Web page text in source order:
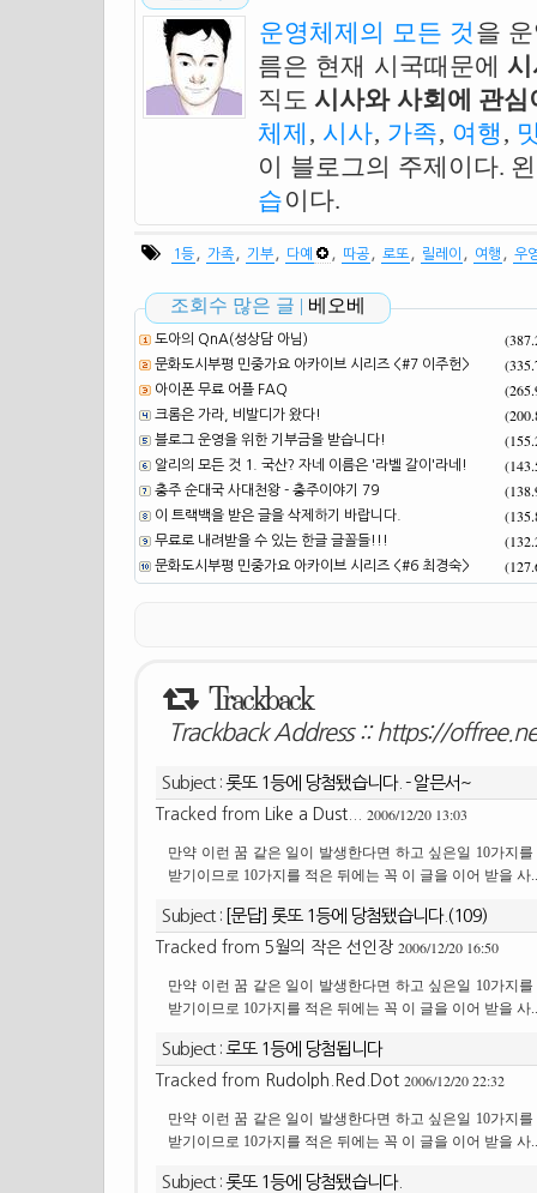
운영체제의 모든 것 을
름은 현재 시국때문에
직도 시사와 사회에 관
체제 , 시사, 가족, 여행 ,
이 블로그의 주제이다.
습이다.
1등 가족 기부 다예 따공 로또 릴레이 여행 우
조회수 많은 글 | 베오베
도아의 QnA(성상담 아님)
문화도시부평 민중가요 아카이브 시리즈 <#7 이주헌>
아이폰 무료 어플 FAQ
크롬은 가라, 비발디가 왔다!
블로그 운영을 위한 기부금을 받습니다!
알리의 모든 것 1. 국산? 자네 이름은 '라벨 갈이'라네!
충주 순대국 사대천왕 - 충주이야기 79
이 트랙백을 받은 글을 삭제하기 바랍니다.
무료로 내려받을 수 있는 한글 글꼴들!!!
문화도시부평 민중가요 아카이브 시리즈 <#6 최경숙>
Trackback
Trackback Address :: https://
Subject : 롯또 1등에 당첨됐습니다. - 알믄서~
Tracked from Like a Dust... 2006/12/20 13:03
만약 이런 꿈 같은 일이 발생한다면 하고 싶은일 10가지
받기이므로 10가지를 적은 뒤에는 꼭 이 글을 이어 받을 사..
Subject : [문답] 롯또 1등에 당첨됐습니다.(109)
Tracked from 5월의 작은 선인장 2006/12/20 16:50
만약 이런 꿈 같은 일이 발생한다면 하고 싶은일 10가지
받기이므로 10가지를 적은 뒤에는 꼭 이 글을 이어 받을 사..
Subject : 로또 1등에 당첨됩니다
Tracked from Rudolph.Red.Dot 2006/12/20 22:32
만약 이런 꿈 같은 일이 발생한다면 하고 싶은일 10가지
받기이므로 10가지를 적은 뒤에는 꼭 이 글을 이어 받을 사..
Subject : 롯또 1등에 당첨됐습니다.